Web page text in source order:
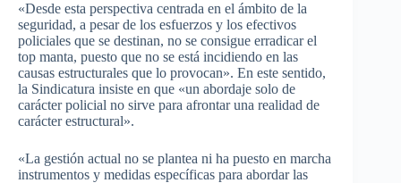
«Desde esta perspectiva centrada en el ámbito de la
seguridad, a pesar de los esfuerzos y los efectivos
policiales que se destinan, no se consigue erradicar el
top manta, puesto que no se está incidiendo en las
causas estructurales que lo provocan». En este sentido,
la Sindicatura insiste en que «un abordaje solo de
carácter policial no sirve para afrontar una realidad de
carácter estructural».
«La gestión actual no se plantea ni ha puesto en marcha
instrumentos y medidas específicas para abordar las